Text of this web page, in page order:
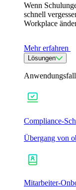
Wenn
schnell
Workplace
Mehr erfahren
Lösungen
Anwendungsfall
Compliance-
Übergang von
Mitarbeiter-